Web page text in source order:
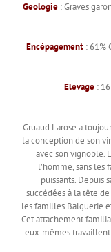
Geologie : Graves
Encépagement : 61%
Elevage :
Gruaud Larose a
la conception de son
avec son vignoble.
l’homme, sans les
puissants. Depuis
succédées à la tête
les familles Balguerie
Cet attachement
eux-mêmes